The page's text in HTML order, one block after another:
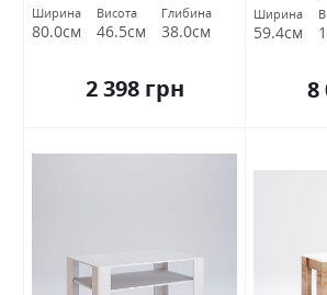
Ширина
80.0см
Висота
46.5см
Глибина
38.0см
2 398 грн
Ширина
59.4см
8